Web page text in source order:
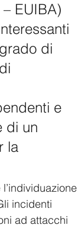
EUIBA)
di
e
di un
la
incidenti
ad attacchi